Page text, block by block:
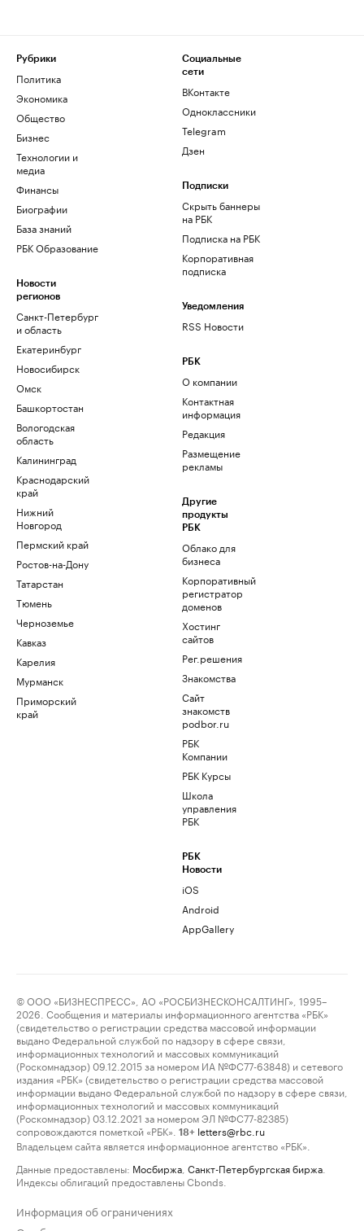
Рубрики
Политика
Экономика
Общество
Бизнес
Технологии и
медиа
Финансы
Биографии
База знаний
РБК Образование
Новости
регионов
Санкт-Петербург
и область
Екатеринбург
Новосибирск
Омск
Башкортостан
Вологодская
область
Калининград
Краснодарский
край
Нижний
Новгород
Пермский край
Ростов-на-Дону
Татарстан
Тюмень
Черноземье
Кавказ
Карелия
Мурманск
Приморский
край
Социальные
сети
ВКонтакте
Одноклассники
Telegram
Дзен
Подписки
Скрыть баннеры
на РБК
Подписка на РБК
Корпоративная
подписка
Уведомления
RSS Новости
РБК
О компании
Контактная
информация
Редакция
Размещение
рекламы
Другие
продукты
РБК
Облако для
бизнеса
Корпоративный
регистратор
доменов
Хостинг
сайтов
Рег.решения
Знакомства
Сайт
знакомств
podbor.ru
РБК
Компании
РБК Курсы
Школа
управления
РБК
РБК
Новости
iOS
Android
AppGallery
© ООО «БИЗНЕСПРЕСС», АО «РОСБИЗНЕСКОНСАЛТИНГ», 1995–
2026. Сообщения и материалы информационного агентства «РБК»
(свидетельство о регистрации средства массовой информации
выдано Федеральной службой по надзору в сфере связи,
информационных технологий и массовых коммуникаций
(Роскомнадзор) 09.12.2015 за номером ИА №ФС77-63848) и сетевого
издания «РБК» (свидетельство о регистрации средства массовой
информации выдано Федеральной службой по надзору в сфере связи,
информационных технологий и массовых коммуникаций
(Роскомнадзор) 03.12.2021 за номером ЭЛ №ФС77-82385)
сопровождаются пометкой «РБК».
18+ letters@rbc.ru
Владельцем сайта является информационное агентство «РБК».
Данные предоставлены: Мосбиржа Санкт-Петербургская биржа
Индексы облигаций предоставлены Cbonds.
Информация об ограничениях